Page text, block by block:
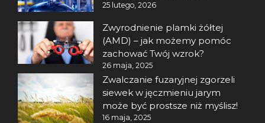
25 lutego, 2026
Zwyrodnienie plamki żółtej
(AMD) – jak możemy pomóc
zachować Twój wzrok?
26 maja, 2025
Zwalczanie fuzaryjnej zgorzeli
siewek w jęczmieniu jarym
może być prostsze niż myślisz!
16 maja, 2025